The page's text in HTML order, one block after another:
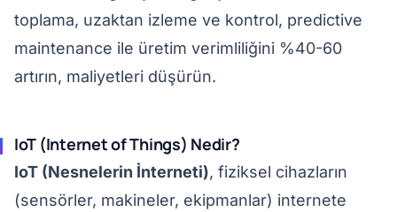
toplama, uzaktan izleme ve kontrol, predictive
maintenance ile üretim verimliliğini %40-60
artırın, maliyetleri düşürün.
IoT (Internet of Things) Nedir?
IoT (Nesnelerin İnterneti), fiziksel cihazların
(sensörler, makineler, ekipmanlar) internete